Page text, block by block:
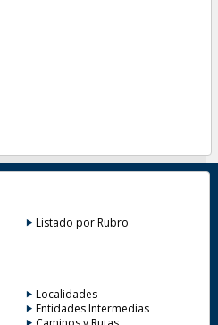
Listado por Rubro
Localidades
Entidades Intermedias